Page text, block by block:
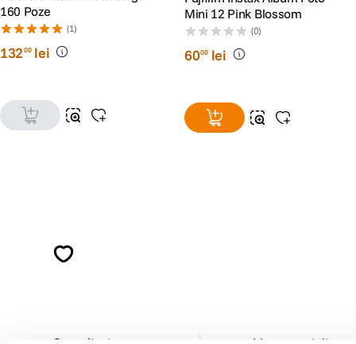
160 Poze
(1)
13200 lei
Mini 12 Pink Blossom
(0)
6000 lei